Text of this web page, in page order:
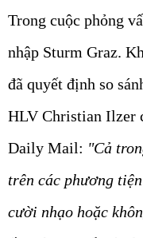
Trong cuộc phỏng
nhập Sturm Graz.
đã quyết định so
HLV Christian Ilzer
Daily Mail: "Cả
trên các phương
cười nhạo hoặc